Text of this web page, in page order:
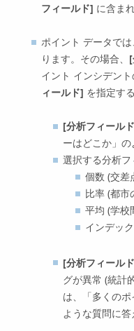
フィールド] に含ま
ポイント データで
ります。その場合、
イント インシデン
ィールド] を指定す
[分析フィール
ーはどこか」
選択する分析
個数 (交差
比率 (都市
平均 (学校
インデッ
[分析フィール
グが異常 (統計
は、「多くの
ような質問に